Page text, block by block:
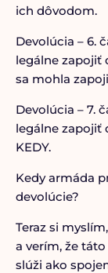
ich dôvodom.
Devolúcia – 6.
legálne zapojiť
sa mohla
Devolúcia – 7.
legálne zapojiť
KEDY.
Kedy armáda
devolúcie?
Teraz si
a verím, že
slúži ako